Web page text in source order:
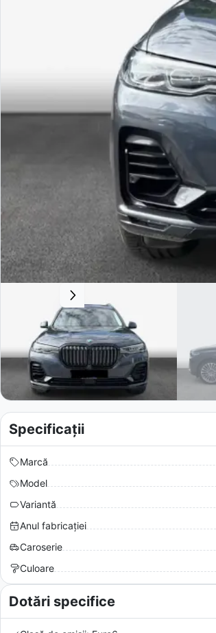
Specificații
Marcă
Model
Variantă
Anul fabricației
Caroserie
Culoare
Dotări specifice